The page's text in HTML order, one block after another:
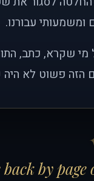
עבורנו.
מי שקרא, כתב,
הזה פשוט לא היה
by